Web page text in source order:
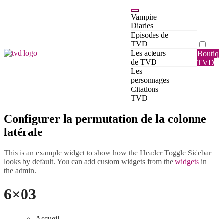
Vampire Diaries France
Le site fan français TVD,
The Originals et Legacies
Vampire
Diaries
Episodes de
TVD
Les acteurs
de TVD
Les
personnages
Citations
TVD
TVD
Configurer la permutation de la colonne
latérale
This is an example widget to show how the Header Toggle Sidebar
looks by default. You can add custom widgets from the widgets in
the admin.
6×03